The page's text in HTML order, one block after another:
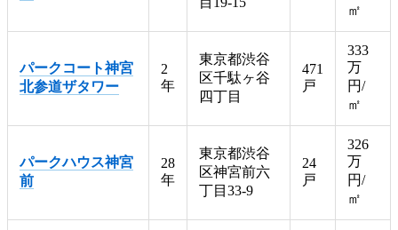
㎡
パークコート神宮
北参道ザタワー
2
年
東京都渋谷
区千駄ヶ谷
四丁目
471
戸
333
万
円/
㎡
パークハウス神宮
前
28
年
東京都渋谷
区神宮前六
丁目33-9
24
戸
326
万
円/
㎡